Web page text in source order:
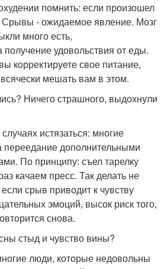
помнить: если произошел
Срывы - ожидаемое явление. Мозг
много есть,
удовольствия от еды.
корректируете свое питание,
мешать вам в этом.
Ничего страшного, выдохнули
истязаться: многие
дополнительными
По принципу: съел тарелку
качаем пресс. Так делать не
срыв приводит к чувству
эмоций, высок риск того,
снова.
стыд и чувство вины?
люди, которые недовольны